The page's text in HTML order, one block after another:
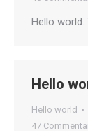
Hello
Hello
Hello world
47